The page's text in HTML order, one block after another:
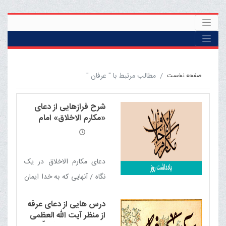
صفحه نخست مطالب مرتبط با " عرفان "
شرح فرازهایی از دعای
«مکارم الاخلاق» امام
سجّاد علیه السلام از منظر
دعای مکارم الاخلاق در یک
نگاه / آنهایی که به خدا ایمان
/ قدرت مثبت اندیشی / نه
ظالم باش، نه مظلوم / مقابله
درس هایی از دعای عرفه
از منظر آیت الله العظمی